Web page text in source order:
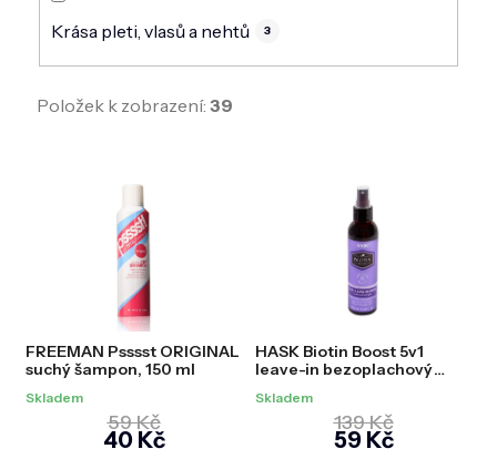
Krása pleti, vlasů a nehtů 3
Položek k zobrazení: 39
u
k
t
FREEMAN Psssst ORIGINAL
suchý šampon, 150 ml
Skladem
40 Kč
59 Kč
HASK Biotin Boost 5v1
leave-in bezoplachový
ml
Skladem
59 Kč
139 Kč